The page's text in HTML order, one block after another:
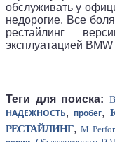
обслуживать у
недорогие. Все
рестайлинг
эксплуатацией
Теги для поиска:
НАДЕЖНОСТЬ,пробег,
РЕСТАЙЛИНГ, M